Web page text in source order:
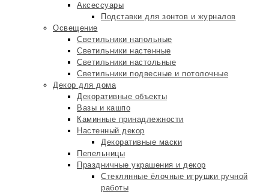
Аксессуары
Подставки для зонтов и журналов
Освещение
Светильники напольные
Светильники настенные
Светильники настольные
Светильники подвесные и потолочные
Декор для дома
Декоративные объекты
Вазы и кашпо
Каминные принадлежности
Настенный декор
Декоративные маски
Пепельницы
Праздничные украшения и декор
Стеклянные ёлочные игрушки ручной
работы